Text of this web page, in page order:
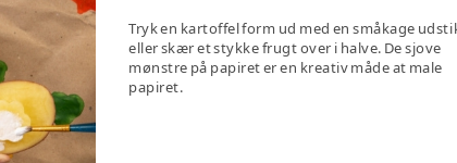
Tryk en kartoffel form ud med en småkage
eller skær et stykke frugt over i halve. De sjove
mønstre på papiret er en kreativ måde at male
papiret.